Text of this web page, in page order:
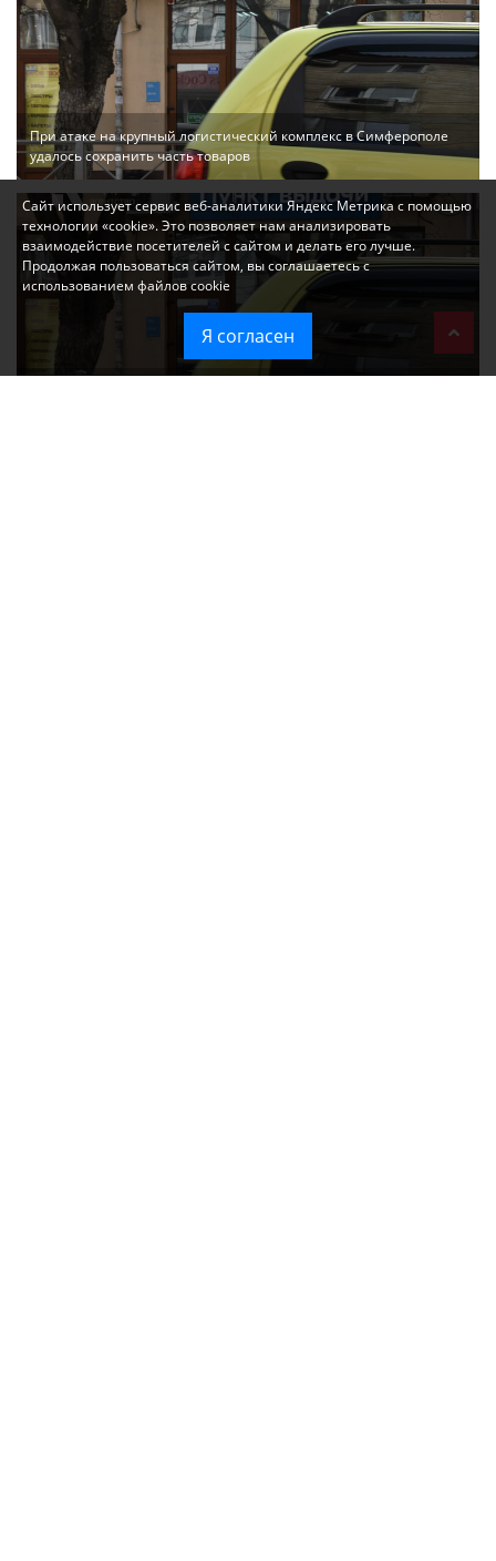
При атаке на крупный логистический комплекс в Симферополе
удалось сохранить часть товаров
Сайт использует сервис веб-аналитики Яндекс Метрика с помощью
технологии «cookie». Это позволяет нам анализировать
взаимодействие посетителей с сайтом и делать его лучше.
Продолжая пользоваться сайтом, вы соглашаетесь с
использованием файлов cookie
Я согласен